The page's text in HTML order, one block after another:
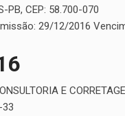
PB, CEP: 58.700-070
29/12/2016
E